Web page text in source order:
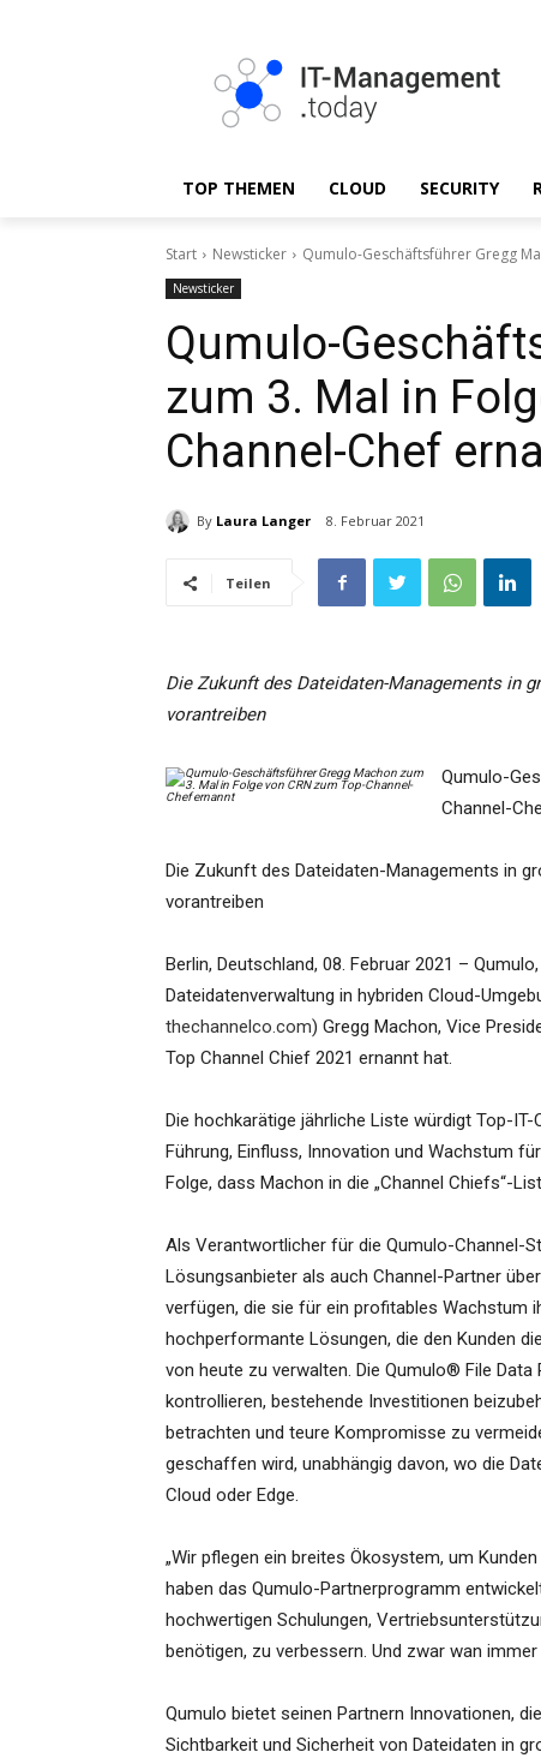
TOP THEMEN CLOUD SECURITY
Start Newsticker Qumulo-Geschäftsführer Gregg
Newsticker
Qumulo-
zum 3. Mal in
Channel-Chef
By Laura Langer 8. Februar 2021
Teilen
Die Zukunft des Dateidaten-Managements in
vorantreiben
Qumulo-
Channel-
Die Zukunft des Dateidaten-Managements in
vorantreiben
Berlin, Deutschland, 08. Februar 2021 –
Dateidatenverwaltung in hybriden Cloud-
thechannelco.com) Gregg Machon, Vice
Top Channel Chief 2021 ernannt hat.
Die hochkarätige jährliche Liste würdigt Top-
Führung, Einfluss, Innovation und Wachstum
Folge, dass Machon in die „Channel Chiefs“-
Als Verantwortlicher für die Qumulo-Channel-
Lösungsanbieter als auch Channel-Partner
verfügen, die sie für ein profitables Wachstum
hochperformante Lösungen, die den Kunden
von heute zu verwalten. Die Qumulo® File
kontrollieren, bestehende Investitionen
betrachten und teure Kompromisse zu
geschaffen wird, unabhängig davon, wo die
Cloud oder Edge.
„Wir pflegen ein breites Ökosystem, um
haben das Qumulo-Partnerprogramm
hochwertigen Schulungen,
benötigen, zu verbessern. Und zwar wan
Qumulo bietet seinen Partnern Innovationen,
Sichtbarkeit und Sicherheit von Dateidaten in